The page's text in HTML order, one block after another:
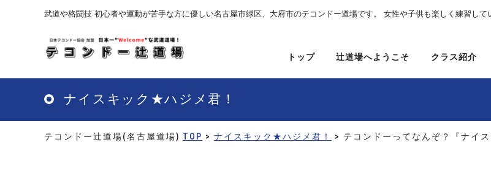
武道や格闘技 初心者や運動が苦手な方に優しい名古屋市緑区、大府市のテコンドー道場です。 女性や子供も楽しく練習して
トップ 辻道場へようこそ クラス紹介
ナイスキック★ハジメ君！
テコンドー辻道場(名古屋道場) TOP > ナイスキック★ハジメ君！ > テコンドーってなんぞ？『ナイ